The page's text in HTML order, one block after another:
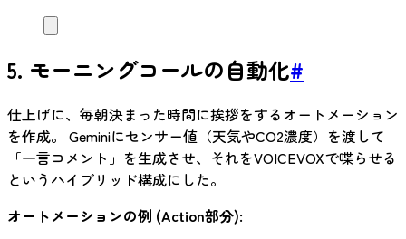
5. モーニングコールの自動化#
仕上げに、毎朝決まった時間に挨拶をするオートメーション
を作成。 Geminiにセンサー値（天気やCO2濃度）を渡して
「一言コメント」を生成させ、それをVOICEVOXで喋らせる
というハイブリッド構成にした。
オートメーションの例 (Action部分):